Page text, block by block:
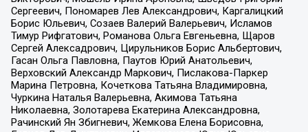
Сергеевич, Пономарев Лев Александрович, Каргалицкий
Борис Юльевич, Созаев Валерий Валерьевич, Исламов
Тимур Рифгатович, Романова Ольга Евгеньевна, Щаров
Сергей Алексадрович, Цирульников Борис Альбертович,
Гасан Ольга Павловна, Паутов Юрий Анатольевич,
Верховский Александр Маркович, Пислакова-Паркер
Марина Петровна, Кочеткова Татьяна Владимировна,
Чуркина Наталья Валерьевна, Акимова Татьяна
Николаевна, Золотарева Екатерина Александровна,
Рачинский Ян Збигневич, Жемкова Елена Борисовна,